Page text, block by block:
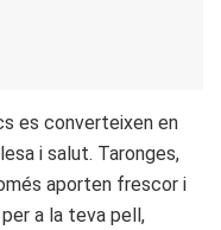
es converteixen en
i salut. Taronges,
aporten frescor i
a la teva pell,